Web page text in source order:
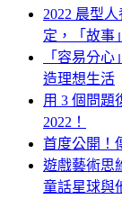
2022 晨型
定，「故事
「容易分
造理想生活
用 3 個問題
2022！
首度公開！
遊戲藝術思
童話星球與